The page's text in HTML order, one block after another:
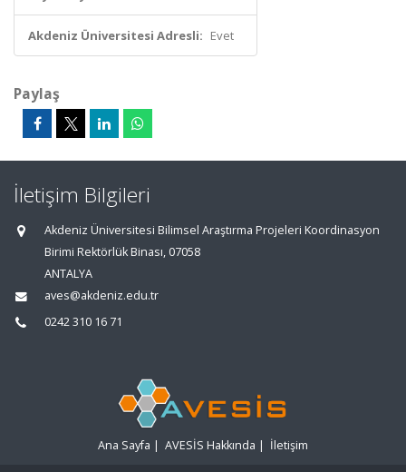
Akdeniz Üniversitesi Adresli: Evet
Paylaş
İletişim Bilgileri
Akdeniz Üniversitesi Bilimsel Araştırma Projeleri Koordinasyon
Birimi Rektörlük Binası, 07058
ANTALYA
aves@akdeniz.edu.tr
0242 310 16 71
Ana Sayfa | AVESİS Hakkında | İletişim